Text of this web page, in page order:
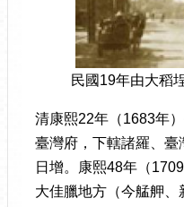
民國19年由大稻
清康熙22年（1683年
臺灣府，下轄諸羅、臺
日增。康熙48年（
大佳臘地方（今艋舺